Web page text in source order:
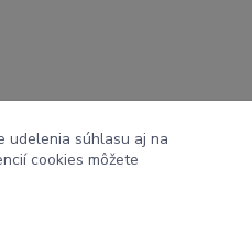
očakávali.
a vyrážam opäť
udelenia súhlasu aj na
cookies môžete